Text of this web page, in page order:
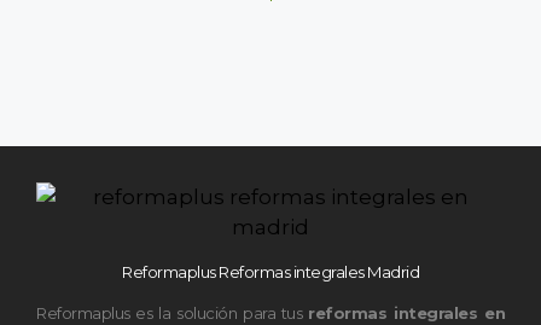
Reformaplus Reformas integrales Madrid
Reformaplus es la solución para tus reformas integrales en